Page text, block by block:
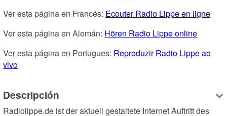
Ver esta página en Francés: Ecouter Radio Lippe en ligne
Ver esta página en Alemán: Hören Radio Lippe online
Ver esta página en Portugues: Reproduzir Radio Lippe ao
vivo
Descripción
Radiolippe.de ist der aktuell gestaltete Internet Auftritt des